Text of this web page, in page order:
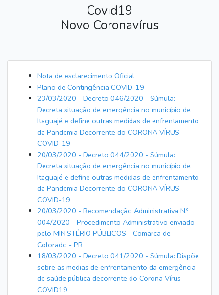
Covid19
Novo Coronavírus
Nota de esclarecimento Oficial
Plano de Contingência COVID-19
23/03/2020 - Decreto 046/2020 - Súmula:
Decreta situação de emergência no município de
Itaguajé e define outras medidas de enfrentamento
da Pandemia Decorrente do CORONA VÍRUS –
COVID-19
20/03/2020 - Decreto 044/2020 - Súmula:
Decreta situação de emergência no município de
Itaguajé e define outras medidas de enfrentamento
da Pandemia Decorrente do CORONA VÍRUS –
COVID-19
20/03/2020 - Recomendação Administrativa N.º
004/2020 - Procedimento Administrativo enviado
pelo MINISTÉRIO PÚBLICOS - Comarca de
Colorado - PR
18/03/2020 - Decreto 041/2020 - Súmula: Dispõe
sobre as medias de enfrentamento da emergência
de saúde pública decorrente do Corona Vírus –
COVID19